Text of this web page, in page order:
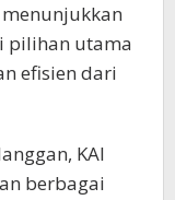
pilihan utama
efisien dari
KAI
berbagai